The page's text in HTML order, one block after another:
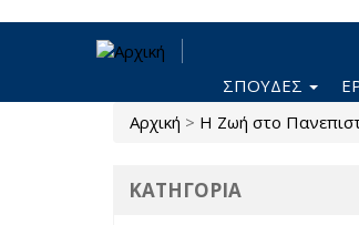
Παράκαμψη προς το κυρίως περιεχόμενο
ΣΠΟΥΔΕΣ
Είστε εδώ
Αρχική > Η Ζωή στο
ΚΑΤΗΓΟΡΙΑ